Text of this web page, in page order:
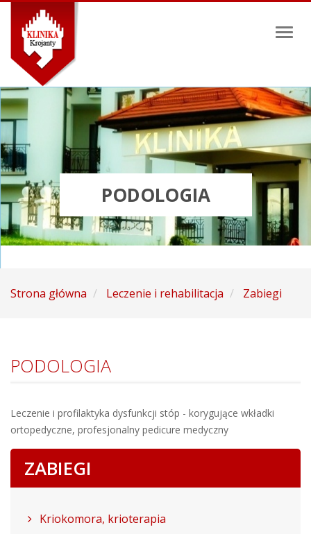
Toggle
PODOLOGIA
Strona główna Leczenie i rehabilitacja Zabiegi
PODOLOGIA
Leczenie i profilaktyka dysfunkcji stóp - korygujące wkładki
ortopedyczne, profesjonalny pedicure medyczny
ZABIEGI
Kriokomora, krioterapia